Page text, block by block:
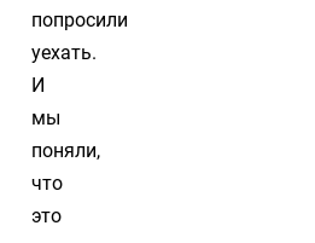
попросили
уехать.
И
мы
поняли,
что
это